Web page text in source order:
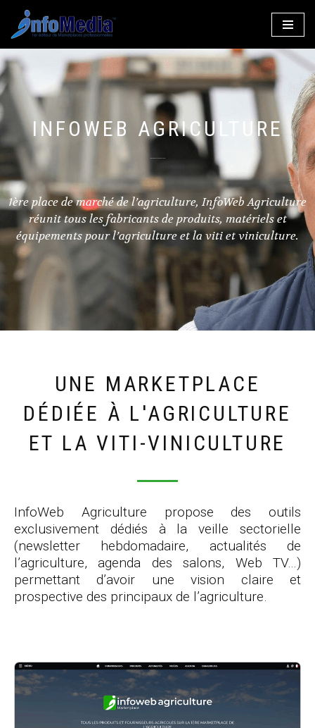
Aller
au
contenu
INFOWEB AGRICULTURE
1ère place de marché de l’agriculture, InfoWeb Agriculture
réunit tous les fabricants de produits, matériels et
équipements pour l’agriculture et la viti et viniculture.
UNE MARKETPLACE
DÉDIÉE À L'AGRICULTURE
ET LA VITI-VINICULTURE
InfoWeb Agriculture propose des outils
exclusivement dédiés à la veille sectorielle
(newsletter hebdomadaire, actualités de
l’agriculture, agenda des salons, Web TV…)
permettant d’avoir une vision claire et
prospective des principaux de l’agriculture.